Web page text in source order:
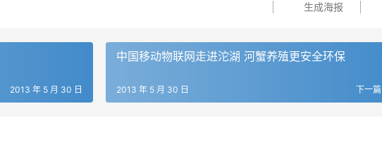
生成海报
2013 年 5 月 30 日
中国移动物联网走进沱湖 河蟹养殖更安全环保
下一篇
2013 年 5 月 30 日